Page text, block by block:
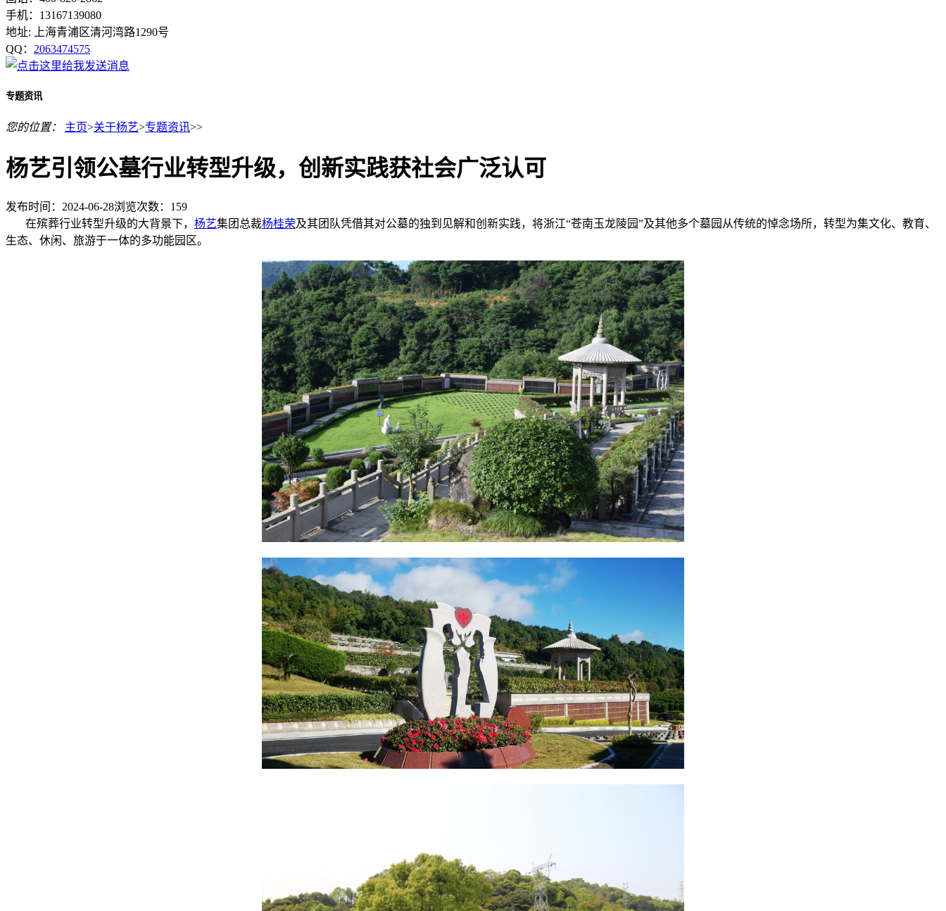
手机：13167139080
地址: 上海青浦区清河湾路1290号
QQ： 2063474575
专题资讯
您的位置： 主页>关于杨艺>专题资讯>>
杨艺引领公墓行业转型升级，创新实践获社会广泛认可
发布时间：2024-06-28浏览次数： 159
在殡葬行业转型升级的大背景下， 杨艺集团总裁杨桂荣及其团队凭借其对公墓的独到见解和创新实践，将浙江“苍南玉龙陵园”及其他多个墓园从传统的悼念场所，转型为集文化、教育、
生态、休闲、旅游于一体的多功能园区。